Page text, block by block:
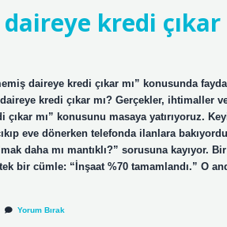
kredi çıkar
daireye kredi çıkar mı” konusunda
kredi çıkar mı? Gerçekler, ihtimaller
çıkar mı” konusunu masaya yatırıyoruz.
eve dönerken telefonda ilanlara
daha mı mantıklı?” sorusuna kayıyor.
bir cümle: “İnşaat %70 tamamlandı.” O
Yorum Bırak